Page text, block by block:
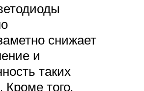
снижает
и
таких
Кроме того,